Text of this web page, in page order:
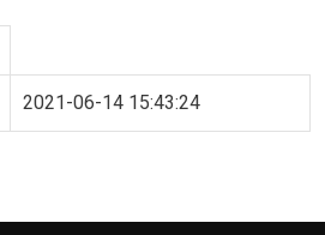
2021-06-14 15:43:24